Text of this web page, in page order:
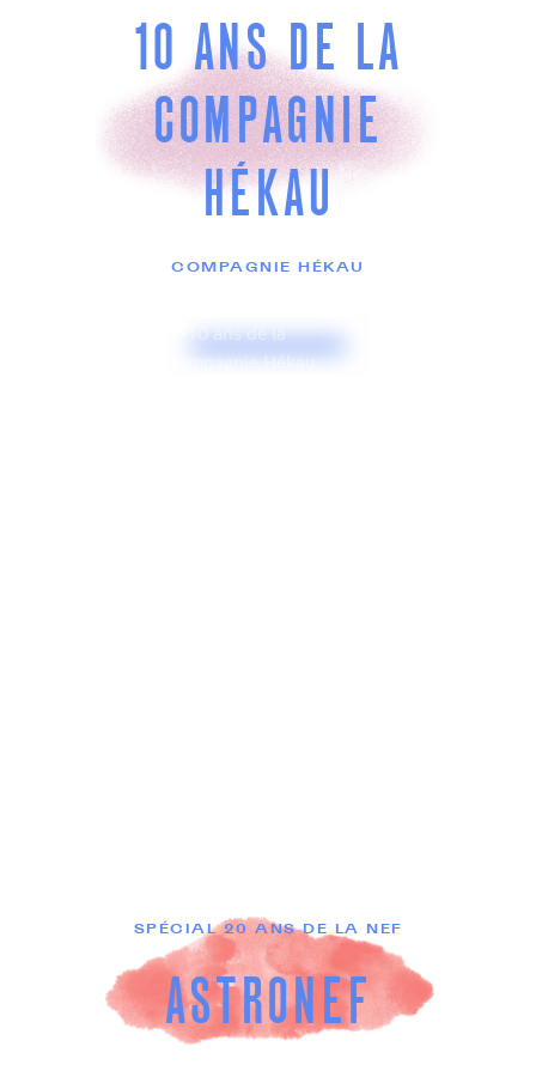
10 ANS DE LA
COMPAGNIE
HÉKAU
COMPAGNIE HÉKAU
SPÉCIAL 20 ANS DE LA NEF
ASTRONEF